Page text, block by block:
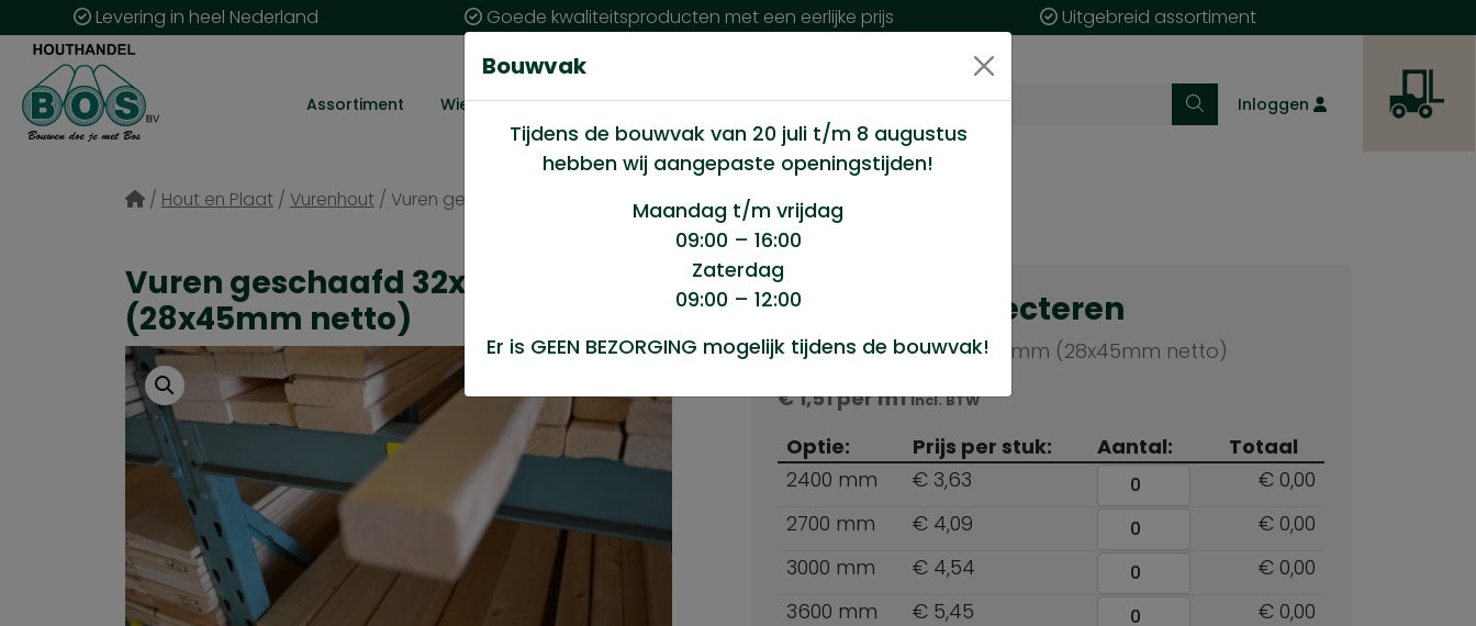
Levering in heel Nederland Goede kwaliteitsproducten met een eerlijke prijs Uitgebreid assortiment
Assortiment Wie zijn wij? Klantenservice Nieuws Inloggen
/ Hout en Plaat / Vurenhout / Vuren geschaafd 32x50mm (28x45mm netto)
Vuren geschaafd 32x50mm
(28x45mm netto)
Producten selecteren
Vuren geschaafd 32x50mm (28x45mm netto)
€1,51per m1Incl. BTW
Optie: Prijs per stuk: Aantal:
Totaal
2400 mm
€ 3,63
€ 0,00
2700 mm
€ 4,09
€ 0,00
3000 mm
€ 4,54
€ 0,00
3600 mm
€ 5,45
€ 0,00
Bouwvak
Tijdens de bouwvak van 20 juli t/m 8 augustus
hebben wij aangepaste openingstijden!
Maandag t/m vrijdag
09:00 – 16:00
Zaterdag
09:00 – 12:00
Er is GEEN BEZORGING mogelijk tijdens de bouwvak!